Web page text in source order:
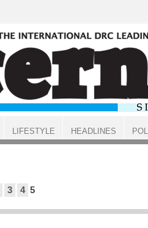
3 4 5
LIFESTYLE HEADLINES